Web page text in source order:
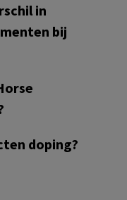
in
bij
doping?